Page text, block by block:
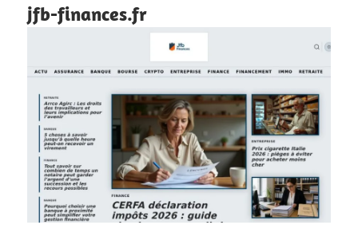
jfb-finances.fr